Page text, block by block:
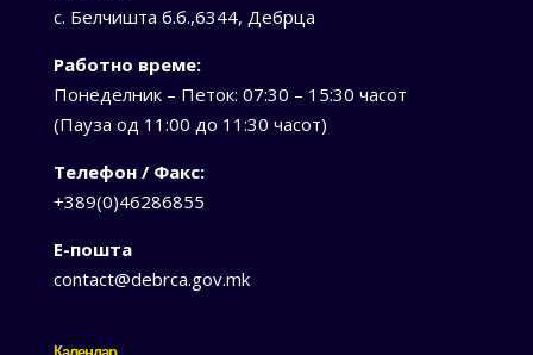
с. Белчишта б.б.,6344, Дебрца
Работно време:
Понеделник – Петок: 07:30 – 15:30 часот
(Пауза од 11:00 до 11:30 часот)
Телефон / Факс:
+389(0)46286855
Е-пошта
contact@debrca.gov.mk